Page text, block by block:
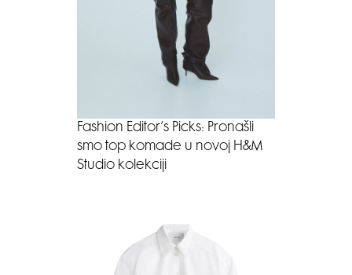
Fashion Editor’s Picks: Pronašli
smo top komade u novoj H&M
Studio kolekciji